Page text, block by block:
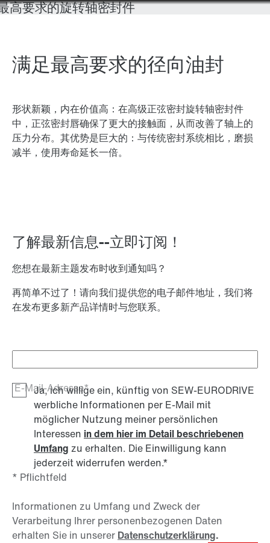
满足最高要求的径向油封
形状新颖，内在价值高：在高级正弦密封旋转轴密封件
中，正弦密封唇确保了更大的接触面，从而改善了轴上的
压力分布。其优势是巨大的：与传统密封系统相比，磨损
减半，使用寿命延长一倍。
了解最新信息--立即订阅！
您想在最新主题发布时收到通知吗？
再简单不过了！请向我们提供您的电子邮件地址，我们将
在发布更多新产品详情时与您联系。
E-Mail-Adresse*
Ja, ich willige ein, künftig von SEW-EURODRIVE
werbliche Informationen per E-Mail mit
möglicher Nutzung meiner persönlichen
Interessen in dem hier im Detail beschriebenen
Umfang zu erhalten. Die Einwilligung kann
jederzeit widerrufen werden.*
* Pflichtfeld
Informationen zu Umfang und Zweck der
Verarbeitung Ihrer personenbezogenen Daten
erhalten Sie in unserer Datenschutzerklärung.